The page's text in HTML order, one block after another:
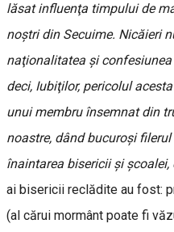
lăsat influenţa timpului de
noştri din Secuime. Nicăieri
naţionalitatea şi
deci, Iubiţilor, pericolul
unui membru însemnat din
noastre, dând bucuroşi
înaintarea bisericii şi şcoalei,
ai bisericii reclădite au fost:
(al cărui mormânt poate fi